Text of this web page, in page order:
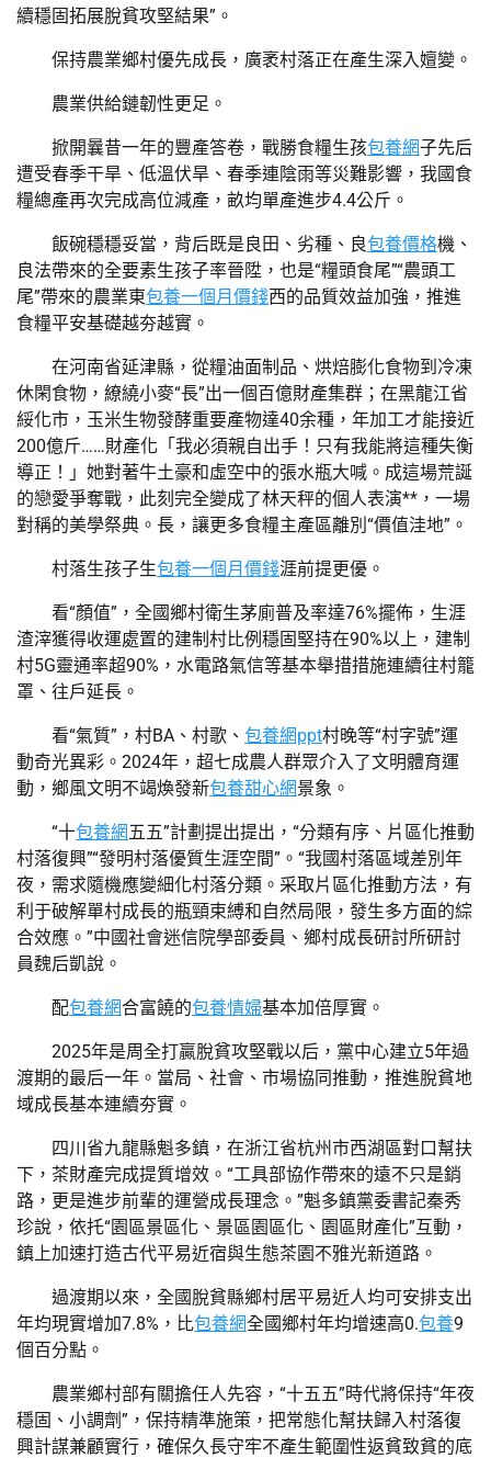
續穩固拓展脫貧攻堅結果”。
保持農業鄉村優先成長，廣袤村落正在產生深入嬗變。
農業供給鏈韌性更足。
掀開曩昔一年的豐產答卷，戰勝食糧生孩包養網子先后
遭受春季干旱、低溫伏旱、春季連陰雨等災難影響，我國食
糧總產再次完成高位減產，畝均單產進步4.4公斤。
飯碗穩穩妥當，背后既是良田、劣種、良包養價格機、
良法帶來的全要素生孩子率晉陞，也是“糧頭食尾”“農頭工
尾”帶來的農業東包養一個月價錢西的品質效益加強，推進
食糧平安基礎越夯越實。
在河南省延津縣，從糧油面制品、烘焙膨化食物到冷凍
休閑食物，繚繞小麥“長”出一個百億財產集群；在黑龍江省
綏化市，玉米生物發酵重要產物達40余種，年加工才能接近
200億斤……財產化「我必須親自出手！只有我能將這種失衡
導正！」她對著牛土豪和虛空中的張水瓶大喊。成這場荒誕
的戀愛爭奪戰，此刻完全變成了林天秤的個人表演**，一場
對稱的美學祭典。長，讓更多食糧主產區離別“價值洼地”。
村落生孩子生包養一個月價錢涯前提更優。
看“顏值”，全國鄉村衛生茅廁普及率達76%擺佈，生涯
渣滓獲得收運處置的建制村比例穩固堅持在90%以上，建制
村5G靈通率超90%，水電路氣信等基本舉措措施連續往村籠
罩、往戶延長。
看“氣質”，村BA、村歌、 包養網ppt村晚等“村字號”運
動奇光異彩。2024年，超七成農人群眾介入了文明體育運
動，鄉風文明不竭煥發新包養甜心網景象。
“十包養網 五五”計劃提出提出，“分類有序、片區化推動
村落復興”“發明村落優質生涯空間”。“我國村落區域差別年
夜，需求隨機應變細化村落分類。采取片區化推動方法，有
利于破解單村成長的瓶頸束縛和自然局限，發生多方面的綜
合效應。”中國社會迷信院學部委員、鄉村成長研討所研討
員魏后凱說。
配包養網合富饒的包養情婦基本加倍厚實。
2025年是周全打贏脫貧攻堅戰以后，黨中心建立5年過
渡期的最后一年。當局、社會、市場協同推動，推進脫貧地
域成長基本連續夯實。
四川省九龍縣魁多鎮，在浙江省杭州市西湖區對口幫扶
下，茶財產完成提質增效。“工具部協作帶來的遠不只是銷
路，更是進步前輩的運營成長理念。”魁多鎮黨委書記秦秀
珍說，依托“園區景區化、景區園區化、園區財產化”互動，
鎮上加速打造古代平易近宿與生態茶園不雅光新道路。
過渡期以來，全國脫貧縣鄉村居平易近人均可安排支出
年均現實增加7.8%，比包養網全國鄉村年均增速高0.包養9
個百分點。
農業鄉村部有關擔任人先容，“十五五”時代將保持“年夜
穩固、小調劑”，保持精準施策，把常態化幫扶歸入村落復
興計謀兼顧實行，確保久長守牢不產生範圍性返貧致貧的底